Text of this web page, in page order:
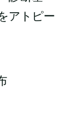
アトピー